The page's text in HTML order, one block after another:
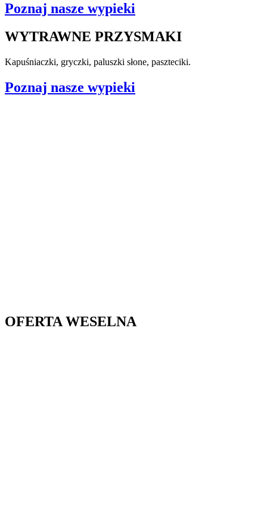
Poznaj nasze wypieki
WYTRAWNE PRZYSMAKI
Kapuśniaczki, gryczki, paluszki słone, paszteciki.
Poznaj nasze wypieki
OFERTA WESELNA